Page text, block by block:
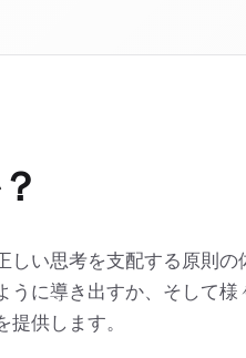
しい思考を支配する原則
うに導き出すか、そして
供します。